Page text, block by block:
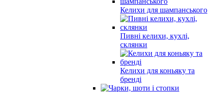
Келихи для шампанського
Пивні келихи, кухлі,
склянки
Келихи для коньяку та
бренді